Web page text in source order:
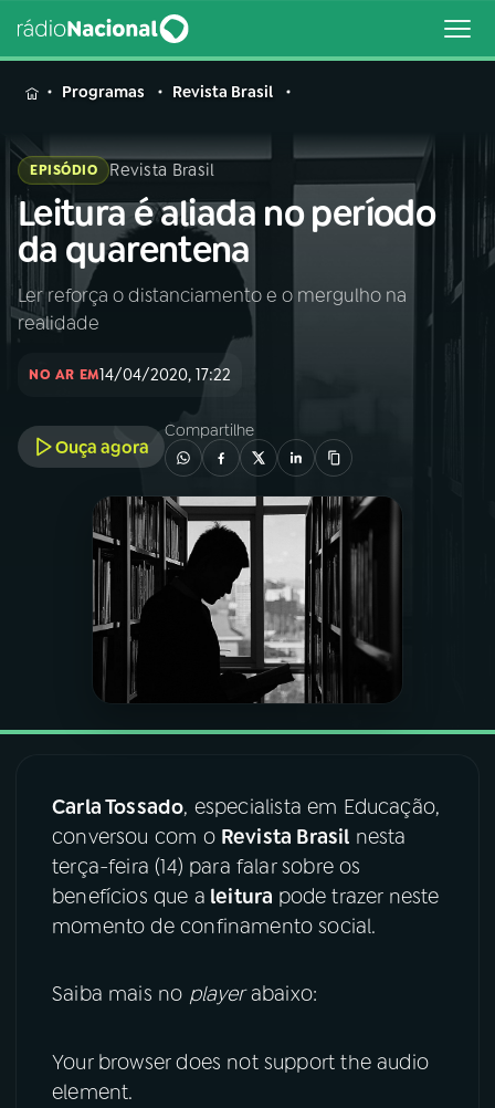
MENU
Buscar
na
Rádio
Nacional
Buscar
PROGRAMAÇÃO
PROGRAMAS
PODCASTS
07ÚLTIMAS
FESTIVAL DE MÚSICA
ACOMPANHE A RÁDIO NACIONAL
Instagram
Programas Revista Brasil
EPISÓDIO Revista Brasil
Leitura é aliada no período
da quarentena
Ler reforça o distanciamento e o mergulho na
realidade
NO AR EM14/04/2020, 17:22
Ouça agora
Compartilhe
Carla Tossado, especialista em Educação,
conversou com o Revista Brasil nesta
terça-feira (14) para falar sobre os
benefícios que a leitura pode trazer neste
momento de confinamento social.
Saiba mais no playerabaixo:
Your browser does not support the audio
element.